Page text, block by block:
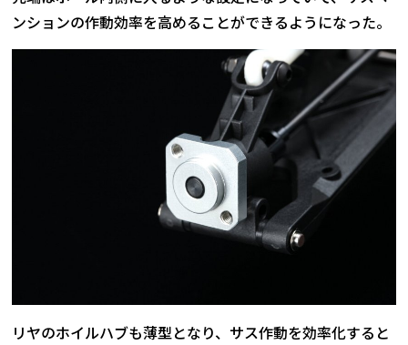
ンションの作動効率を高めることができるようになった。
リヤのホイルハブも薄型となり、サス作動を効率化すると